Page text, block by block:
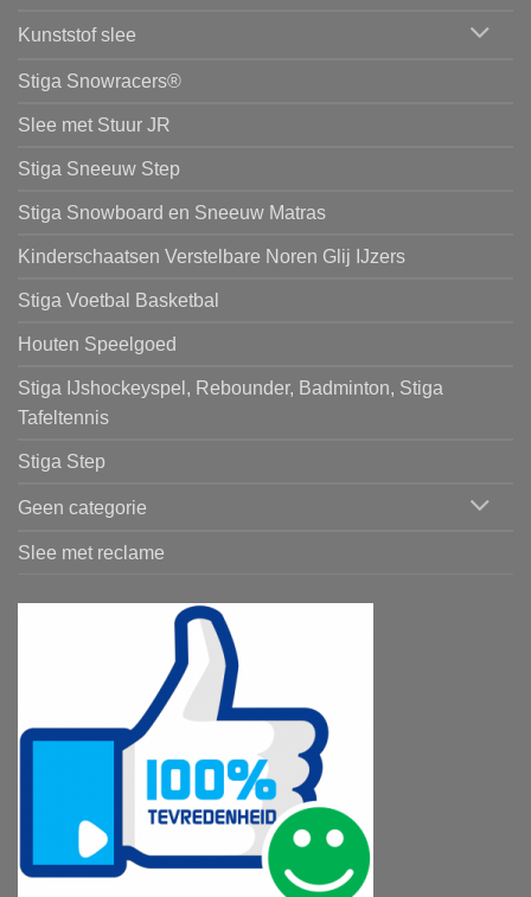
Kunststof slee
Stiga Snowracers®
Slee met Stuur JR
Stiga Sneeuw Step
Stiga Snowboard en Sneeuw Matras
Kinderschaatsen Verstelbare Noren Glij IJzers
Stiga Voetbal Basketbal
Houten Speelgoed
Stiga IJshockeyspel, Rebounder, Badminton, Stiga
Tafeltennis
Stiga Step
Geen categorie
Slee met reclame